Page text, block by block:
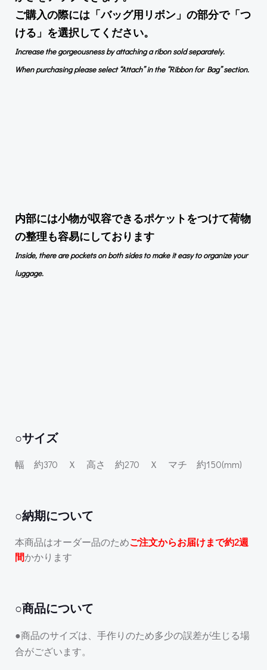
ご購入の際には「バッグ用リボン」の部分で「つ
ける」を選択してください。
Increase the gorgeousness by attaching a ribon sold separately.
When purchasing please select “Attach” in the “Ribbon for Bag” section.
内部には小物が収容できるポケットをつけて荷物
の整理も容易にしております
Inside, there are pockets on both sides to make it easy to organize your
luggage.
○サイズ
幅 約370 Ｘ 高さ 約270 Ｘ マチ 約150(mm)
○納期について
本商品はオーダー品のためご注文からお届けまで約2週
間かかります
○商品について
●商品のサイズは、手作りのため多少の誤差が生じる場
合がございます。